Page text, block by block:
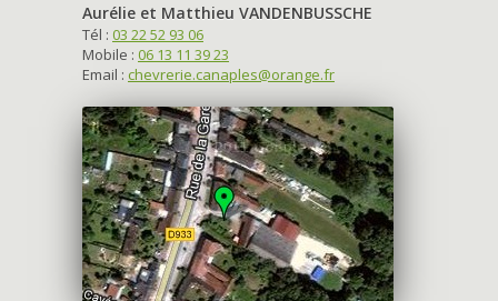
Aurélie et Matthieu VANDENBUSSCHE
Tél : 03 22 52 93 06
Mobile : 06 13 11 39 23
Email : chevrerie.canaples@orange.fr